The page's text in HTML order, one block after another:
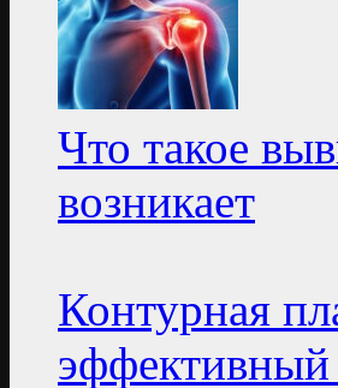
Что такое
возникает
Контурная
эффективный